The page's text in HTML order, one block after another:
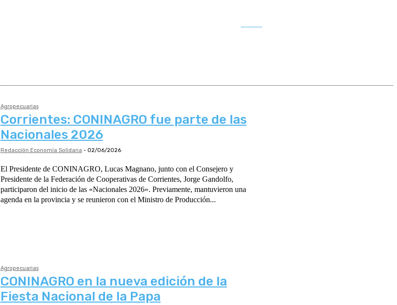
Agropecuarias
Corrientes: CONINAGRO fue parte de las
Nacionales 2026
Redacción Economía Solidaria - 02/06/2026
El Presidente de CONINAGRO, Lucas Magnano, junto con el Consejero y
Presidente de la Federación de Cooperativas de Corrientes, Jorge Gandolfo,
participaron del inicio de las «Nacionales 2026». Previamente, mantuvieron una
agenda en la provincia y se reunieron con el Ministro de Producción...
Agropecuarias
CONINAGRO en la nueva edición de la
Fiesta Nacional de la Papa